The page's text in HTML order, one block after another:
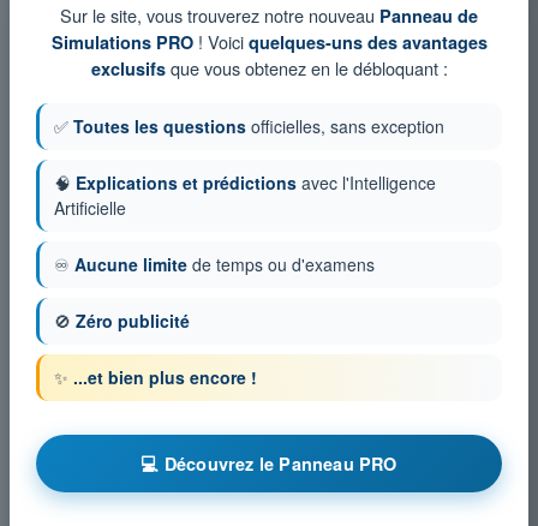
Sur le site, vous trouverez notre nouveau Panneau de
Simulations PRO! Voici quelques-uns des avantages
exclusifsque vous obtenez en le débloquant :
✅ Toutes les questions officielles, sans exception
🧠 Explications et prédictions avec l'Intelligence
Artificielle
♾️ Aucune limite de temps ou d'examens
🚫 Zéro publicité
✨ ...et bien plus encore !
💻 Découvrez le Panneau PRO